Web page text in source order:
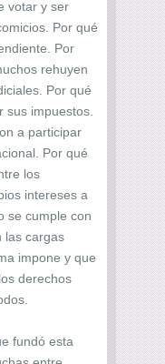
votar y ser
Por qué
Por
rehuyen
Por qué
sus impuestos.
a participar
Por qué
los
intereses a
se cumple con
las cargas
impone y que
derechos
fundó esta